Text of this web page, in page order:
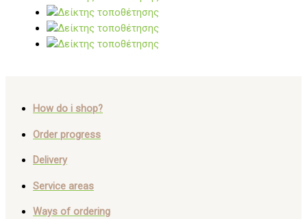
How do i shop?
Order progress
Delivery
Service areas
Ways of ordering